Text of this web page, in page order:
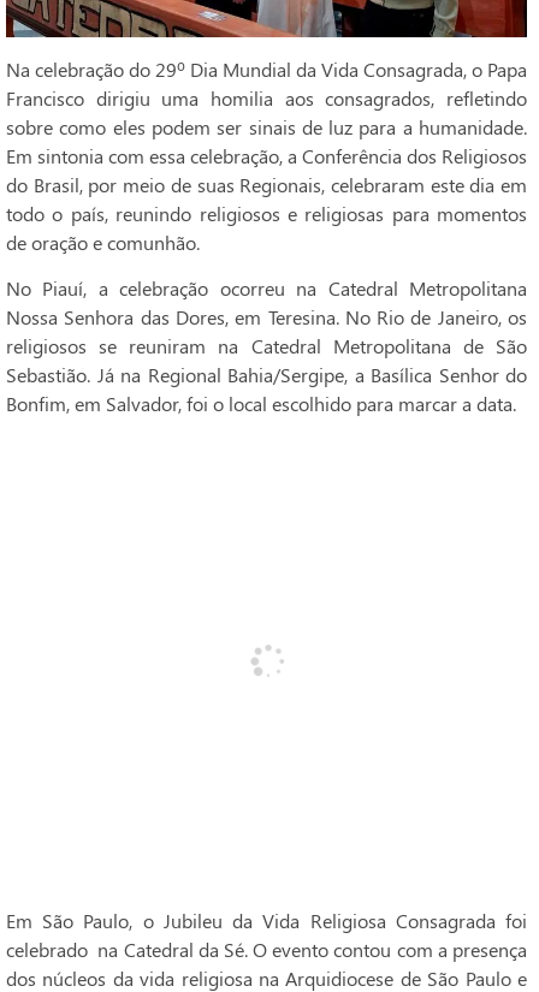
Na celebração do 29º Dia Mundial da Vida Consagrada, o Papa
Francisco dirigiu uma homilia aos consagrados, refletindo
sobre como eles podem ser sinais de luz para a humanidade.
Em sintonia com essa celebração, a Conferência dos Religiosos
do Brasil, por meio de suas Regionais, celebraram este dia em
todo o país, reunindo religiosos e religiosas para momentos
de oração e comunhão.
No Piauí, a celebração ocorreu na Catedral Metropolitana
Nossa Senhora das Dores, em Teresina. No Rio de Janeiro, os
religiosos se reuniram na Catedral Metropolitana de São
Sebastião. Já na Regional Bahia/Sergipe, a Basílica Senhor do
Bonfim, em Salvador, foi o local escolhido para marcar a data.
Em São Paulo, o Jubileu da Vida Religiosa Consagrada foi
celebrado na Catedral da Sé. O evento contou com a presença
dos núcleos da vida religiosa na Arquidiocese de São Paulo e